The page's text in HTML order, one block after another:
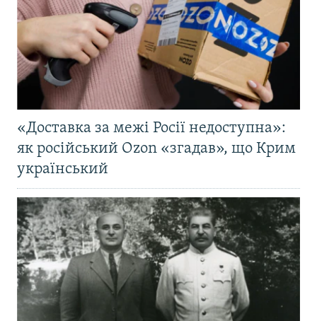
«Доставка за межі Росії недоступна»:
як російський Ozon «згадав», що Крим
український